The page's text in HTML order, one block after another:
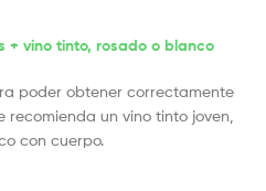
+ vino tinto, rosado o blanco
poder obtener correctamente
recomienda un vino tinto joven,
con cuerpo.